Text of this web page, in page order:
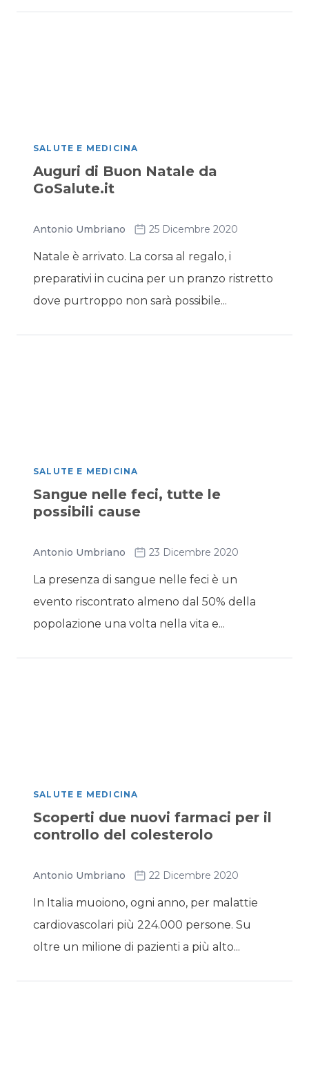
SALUTE E MEDICINA
Auguri di Buon Natale da
GoSalute.it
Antonio Umbriano 25 Dicembre 2020
Natale è arrivato. La corsa al regalo, i
preparativi in cucina per un pranzo ristretto
dove purtroppo non sarà possibile...
SALUTE E MEDICINA
Sangue nelle feci, tutte le
possibili cause
Antonio Umbriano 23 Dicembre 2020
La presenza di sangue nelle feci è un
evento riscontrato almeno dal 50% della
popolazione una volta nella vita e...
SALUTE E MEDICINA
Scoperti due nuovi farmaci per il
controllo del colesterolo
Antonio Umbriano 22 Dicembre 2020
In Italia muoiono, ogni anno, per malattie
cardiovascolari più 224.000 persone. Su
oltre un milione di pazienti a più alto...